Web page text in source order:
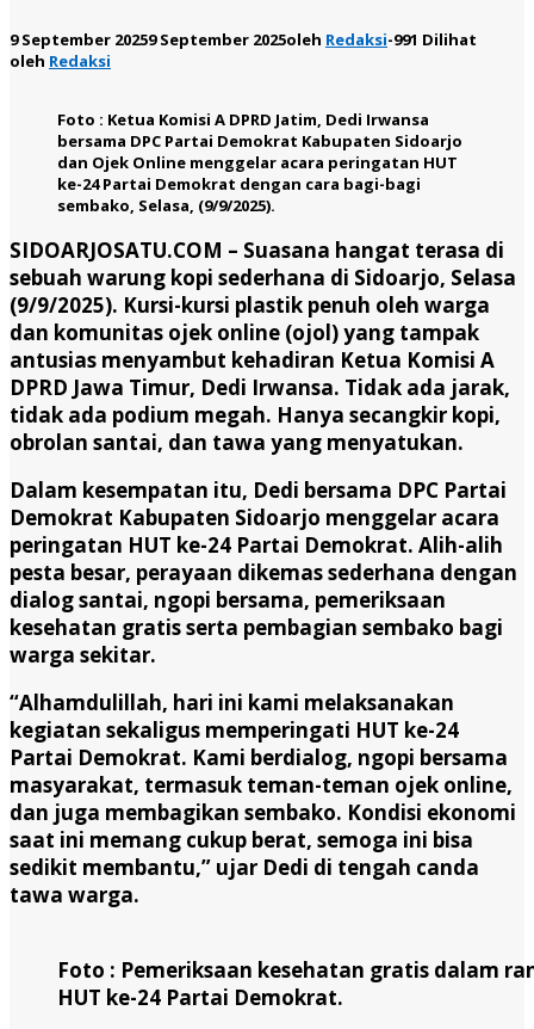
9 September 20259 September 2025oleh Redaksi-991 Dilihat
oleh Redaksi
Foto : Ketua Komisi A DPRD Jatim, Dedi Irwansa
bersama DPC Partai Demokrat Kabupaten Sidoarjo
dan Ojek Online menggelar acara peringatan HUT
ke-24 Partai Demokrat dengan cara bagi-bagi
sembako, Selasa, (9/9/2025).
SIDOARJOSATU.COM – Suasana hangat terasa di
sebuah warung kopi sederhana di Sidoarjo, Selasa
(9/9/2025). Kursi-kursi plastik penuh oleh warga
dan komunitas ojek online (ojol) yang tampak
antusias menyambut kehadiran Ketua Komisi A
DPRD Jawa Timur, Dedi Irwansa. Tidak ada jarak,
tidak ada podium megah. Hanya secangkir kopi,
obrolan santai, dan tawa yang menyatukan.
Dalam kesempatan itu, Dedi bersama DPC Partai
Demokrat Kabupaten Sidoarjo menggelar acara
peringatan HUT ke-24 Partai Demokrat. Alih-alih
pesta besar, perayaan dikemas sederhana dengan
dialog santai, ngopi bersama, pemeriksaan
kesehatan gratis serta pembagian sembako bagi
warga sekitar.
“Alhamdulillah, hari ini kami melaksanakan
kegiatan sekaligus memperingati HUT ke-24
Partai Demokrat. Kami berdialog, ngopi bersama
masyarakat, termasuk teman-teman ojek online,
dan juga membagikan sembako. Kondisi ekonomi
saat ini memang cukup berat, semoga ini bisa
sedikit membantu,” ujar Dedi di tengah canda
tawa warga.
Foto : Pemeriksaan kesehatan gratis dalam
HUT ke-24 Partai Demokrat.